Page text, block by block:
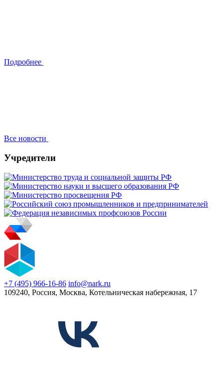
Подробнее
Все новости
Учредители
+7 (495) 966-16-86 info@nark.ru
109240, Россия, Москва, Котельническая набережная, 17